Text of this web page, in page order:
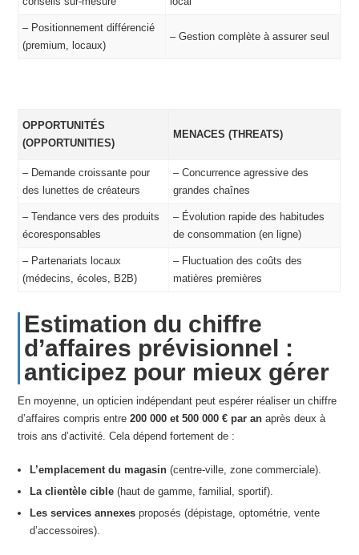
– Positionnement différencié
(premium, locaux)
– Gestion complète à assurer seul
OPPORTUNITÉS
(OPPORTUNITIES)
MENACES (THREATS)
– Demande croissante pour
des lunettes de créateurs
– Concurrence agressive des
grandes chaînes
– Tendance vers des produits
écoresponsables
– Évolution rapide des habitudes
de consommation (en ligne)
– Partenariats locaux
(médecins, écoles, B2B)
– Fluctuation des coûts des
matières premières
Estimation du chiffre
d’affaires prévisionnel :
anticipez pour mieux gérer
En moyenne, un opticien indépendant peut espérer réaliser un chiffre
d’affaires compris entre200 000 et 500 000 € par an après deux à
trois ans d’activité. Cela dépend fortement de :
L’emplacement du magasin (centre-ville, zone commerciale).
La clientèle cible (haut de gamme, familial, sportif).
Les services annexes proposés (dépistage, optométrie, vente
d’accessoires).